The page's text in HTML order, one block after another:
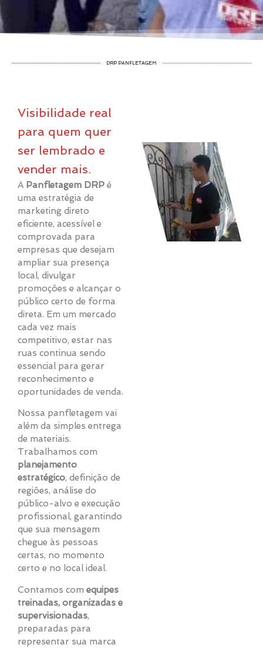
DRP PANFLETAGEM
Visibilidade real
para quem quer
ser lembrado e
vender mais.
A Panfletagem DRP é
uma estratégia de
marketing direto
eficiente, acessível e
comprovada para
empresas que desejam
ampliar sua presença
local, divulgar
promoções e alcançar o
público certo de forma
direta. Em um mercado
cada vez mais
competitivo, estar nas
ruas continua sendo
essencial para gerar
reconhecimento e
oportunidades de venda.
Nossa panfletagem vai
além da simples entrega
de materiais.
Trabalhamos com
planejamento
estratégico, definição de
regiões, análise do
público-alvo e execução
profissional, garantindo
que sua mensagem
chegue às pessoas
certas, no momento
certo e no local ideal.
Contamos com equipes
treinadas, organizadas e
supervisionadas,
preparadas para
representar sua marca